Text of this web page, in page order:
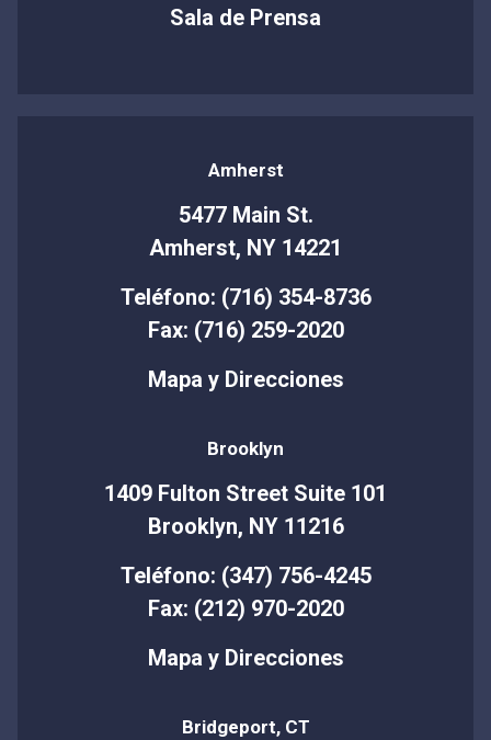
Sala de Prensa
Amherst
5477 Main St.
Amherst, NY 14221
Teléfono: (716) 354-8736
Fax: (716) 259-2020
Mapa y Direcciones
Brooklyn
1409 Fulton Street Suite 101
Brooklyn, NY 11216
Teléfono: (347) 756-4245
Fax: (212) 970-2020
Mapa y Direcciones
Bridgeport, CT